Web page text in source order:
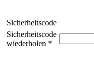
Sicherheitscode
Sicherheitscode
wiederholen *